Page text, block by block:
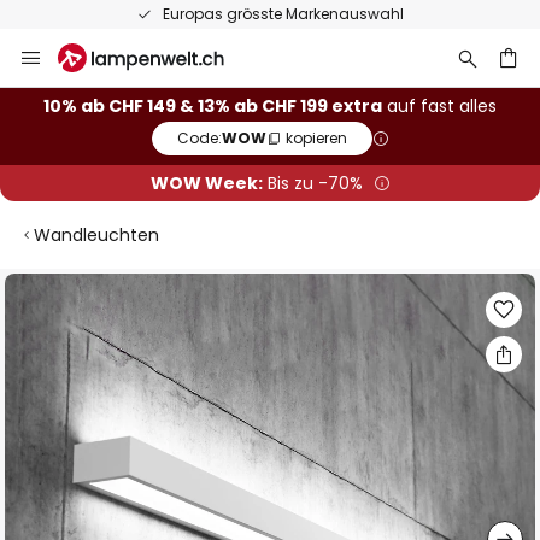
Europas grösste Markenauswahl
Inhalt
springen
10% ab CHF 149 & 13% ab CHF 199 extra auf fast alles
Code:WOW kopieren
WOW Week:Bis zu -70%
Wandleuchten
Zum
Ende
der
Bildgalerie
springen